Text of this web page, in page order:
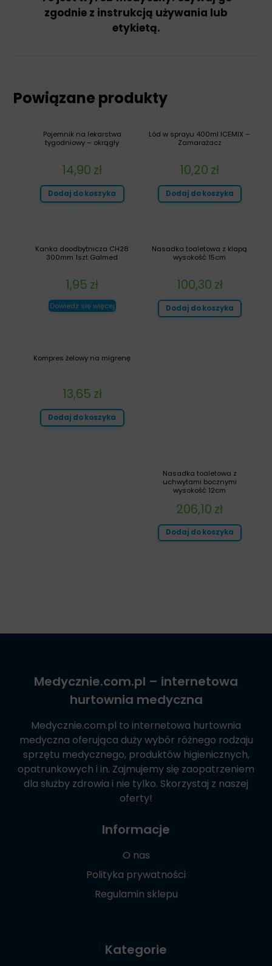
zgodnie z instrukcją używania lub
etykietą.
Powiązane produkty
Lód w sprayu 400ml ICEMIX –
Zamarażacz
10,20 zł
Dodaj do koszyka
Pojemnik na lekarstwa
tygodniowy – okrągły
14,90 zł
Dodaj do koszyka
Nasadka toaletowa z klapą
wysokość 15cm
100,30 zł
Dodaj do koszyka
Kanka doodbytnicza CH28
300mm 1szt Galmed
1,95 zł
Dowiedz się więcej
Kompres żelowy na migrenę
13,65 zł
Dodaj do koszyka
Nasadka toaletowa z
uchwytami bocznymi
wysokość 12cm
206,10 zł
Dodaj do koszyka
Medycznie.com.pl – internetowa
hurtownia medyczna
Medycznie.com.pl to internetowa hurtownia
medyczna oferująca duży wybór różnego rodzaju
sprzętu medycznego, produktów higienicznych,
opatrunkowych i in. Zajmujemy się zaopatrzeniem
dla służby zdrowia i nie tylko. Skorzystaj z naszej
oferty!
Informacje
O nas
Polityka prywatności
Regulamin sklepu
Kategorie